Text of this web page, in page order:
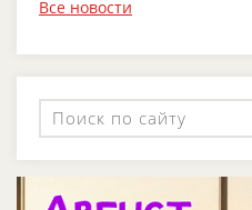
Все новости